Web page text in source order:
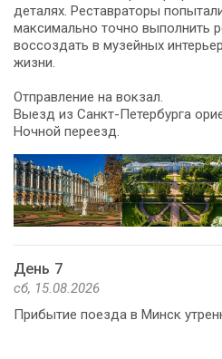
деталях. Реставраторы
максимально точно выполнить
воссоздать в музейных
жизни.
Отправление на вокзал.
Выезд из Санкт-Петербурга
Ночной переезд.
День 7
сб, 15.08.2026
Прибытие поезда в Минск